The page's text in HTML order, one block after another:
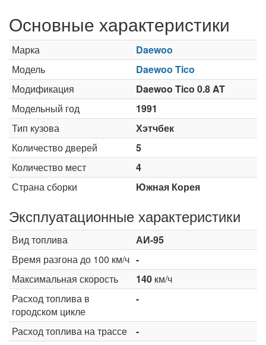
Основные характеристики
Марка
Daewoo
Модель
Daewoo Tico
Модификация
Daewoo Tico 0.8 AT
Модельный год
1991
Тип кузова
Хэтчбек
Количество дверей
5
Количество мест
4
Страна сборки
Южная Корея
Эксплуатационные характеристики
Вид топлива
АИ-95
Время разгона до 100 км/ч -
Максимальная скорость
140 км/ч
Расход топлива в
городском цикле
-
Расход топлива на трассе
-